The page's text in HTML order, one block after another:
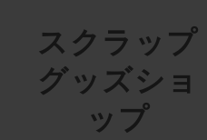
スクラップ
グッズショ
ップ